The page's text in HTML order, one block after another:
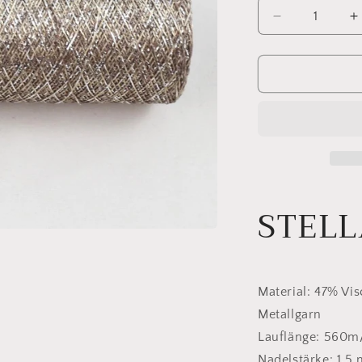
Verringere
die
Menge
Stellaris
Material: 47%
Metallgarn
Lauflänge: